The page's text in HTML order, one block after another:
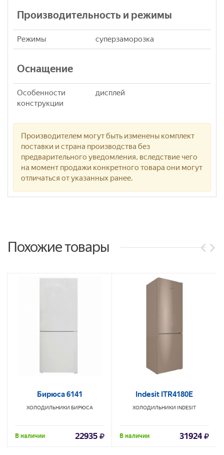
Производительность и режимы
Режимы суперзаморозка
Оснащение
Особенности
конструкции
дисплей
Производителем могут быть изменены комплект
поставки и страна производства без
предварительного уведомления, вследствие чего
на момент продажи конкретного товара они могут
отличаться от указанных ранее.
Похожие товары
Бирюса 6141
ХОЛОДИЛЬНИКИ БИРЮСА
В наличии 22935
Indesit ITR4180E
ХОЛОДИЛЬНИКИ INDESIT
В наличии 31924